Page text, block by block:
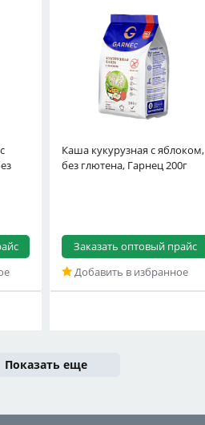
Каша кукурузная с яблоком,
без глютена, Гарнец 200г
Заказать оптовый прайс
Добавить в избранное
Показать еще